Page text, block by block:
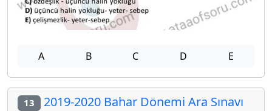
A B C D E
13 2019-2020 Bahar Dönemi Ara Sınavı